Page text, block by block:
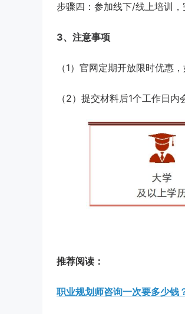
步骤四：参加线下/线上培训，
3、注意事项
（1）官网定期开放限时优惠
（2）提交材料后1个工作日
推荐阅读：
职业规划师咨询一次要多少钱